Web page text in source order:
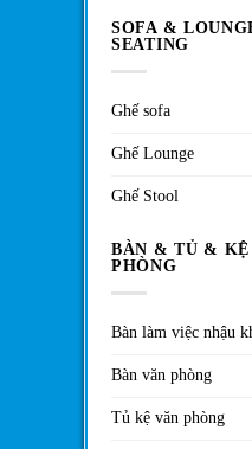
SOFA &
SEATING
Ghế sofa
Ghế Lounge
Ghế Stool
BÀN & TỦ & KỆ
PHÒNG
Bàn làm việc nhậu
Bàn văn phòng
Tủ kệ văn phòng